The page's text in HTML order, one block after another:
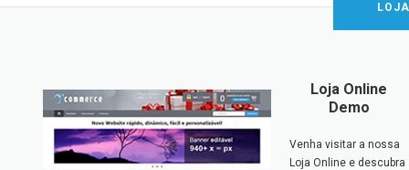
Loja Online
Demo
Venha visitar a nossa
Loja Online e descubra